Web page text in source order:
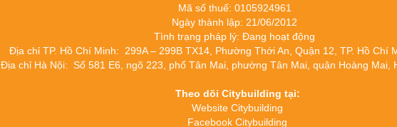
Mã số thuế: 0105924961
Ngày thành lập: 21/06/2012
Tình trạng pháp lý: Đang hoạt động
Địa chỉ TP. Hồ Chí Minh: 299A – 299B TX14, Phường Thới An, Quận 12, TP. Hồ Chí
Địa chỉ Hà Nội: Số 581 E6, ngõ 223, phố Tân Mai, phường Tân Mai, quận Hoàng Mai,
Theo dõi Citybuilding tại:
Website Citybuilding
Facebook Citybuilding